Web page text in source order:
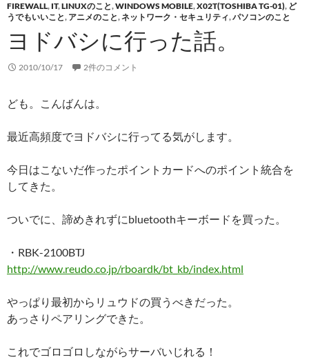
FIREWALL, IT,LINUXのこと,WINDOWS MOBILE,X02T(TOSHIBA TG-01), ど
うでもいいこと, アニメのこと,ネットワーク・セキュリティ,パソコンのこと
ヨドバシに行った話。
2010/10/17 2件のコメント
ども。こんばんは。
最近高頻度でヨドバシに行ってる気がします。
今日はこないだ作ったポイントカードへのポイント統合を
してきた。
ついでに、諦めきれずにbluetoothキーボードを買った。
・RBK-2100BTJ
http://www.reudo.co.jp/rboardk/bt_kb/index.html
やっぱり最初からリュウドの買うべきだった。
あっさりペアリングできた。
これでゴロゴロしながらサーバいじれる！